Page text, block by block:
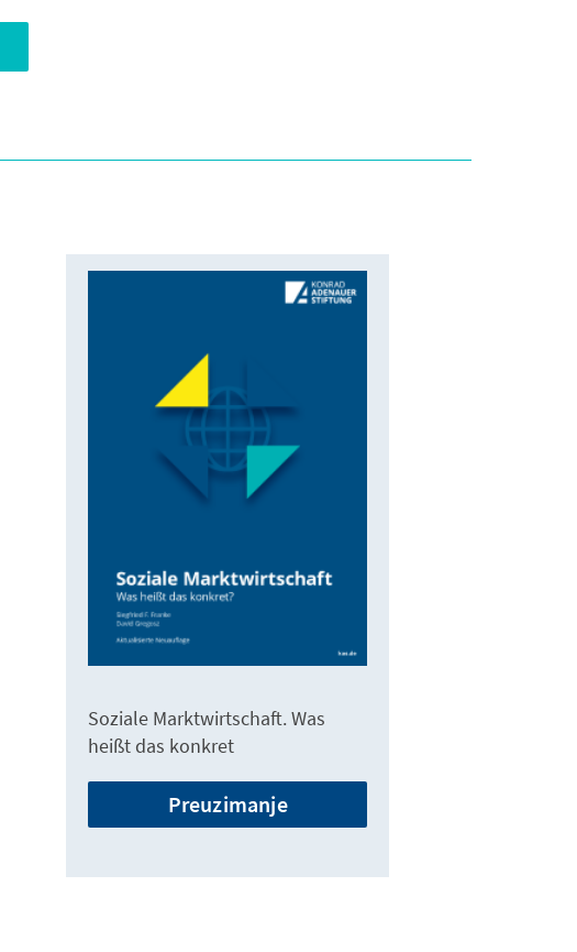
Soziale Marktwirtschaft. Was
heißt das konkret
Preuzimanje